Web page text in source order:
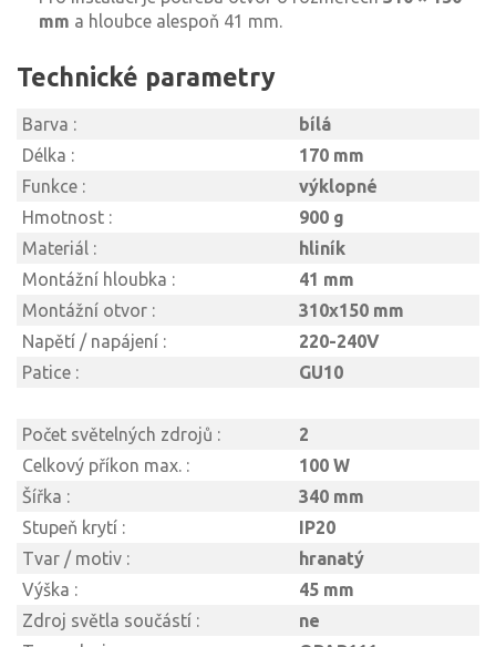
mm a hloubce alespoň 41 mm.
Technické parametry
Barva :
bílá
Délka :
170 mm
Funkce :
výklopné
Hmotnost :
900 g
Materiál :
hliník
Montážní hloubka :
41 mm
Montážní otvor :
310x150 mm
Napětí / napájení :
220-240V
Patice :
GU10
Počet světelných zdrojů :
2
Celkový příkon max. :
100 W
Šířka :
340 mm
Stupeň krytí :
IP20
Tvar / motiv :
hranatý
Výška :
45 mm
Zdroj světla součástí :
ne